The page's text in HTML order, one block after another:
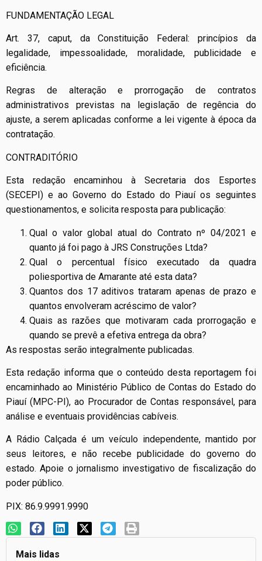
FUNDAMENTAÇÃO LEGAL
Art. 37, caput, da Constituição Federal: princípios da
legalidade, impessoalidade, moralidade, publicidade e
eficiência.
Regras de alteração e prorrogação de contratos
administrativos previstas na legislação de regência do
ajuste, a serem aplicadas conforme a lei vigente à época da
contratação.
CONTRADITÓRIO
Esta redação encaminhou à Secretaria dos Esportes
(SECEPI) e ao Governo do Estado do Piauí os seguintes
questionamentos, e solicita resposta para publicação:
Qual o valor global atual do Contrato nº 04/2021 e
quanto já foi pago à JRS Construções Ltda?
Qual o percentual físico executado da quadra
poliesportiva de Amarante até esta data?
Quantos dos 17 aditivos trataram apenas de prazo e
quantos envolveram acréscimo de valor?
Quais as razões que motivaram cada prorrogação e
quando se prevê a efetiva entrega da obra?
As respostas serão integralmente publicadas.
Esta redação informa que o conteúdo desta reportagem foi
encaminhado ao Ministério Público de Contas do Estado do
Piauí (MPC-PI), ao Procurador de Contas responsável, para
análise e eventuais providências cabíveis.
A Rádio Calçada é um veículo independente, mantido por
seus leitores, e não recebe publicidade do governo do
estado. Apoie o jornalismo investigativo de fiscalização do
poder público.
PIX: 86.9.9991.9990
Mais lidas